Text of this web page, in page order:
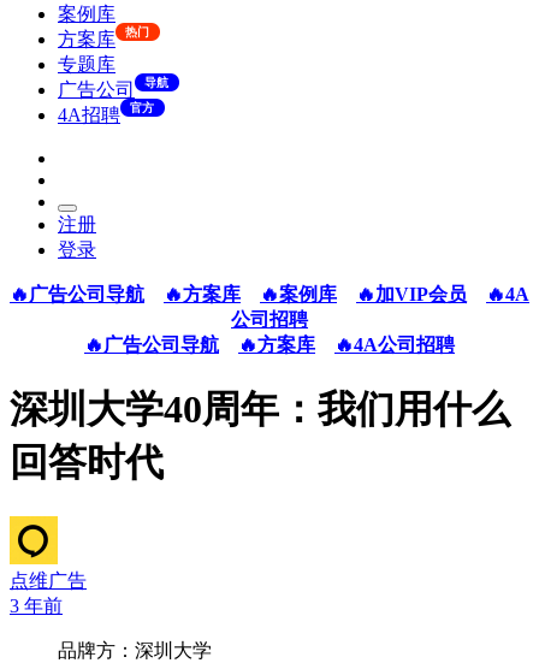
案例库
方案库
热门
专题库
广告公司
导航
4A招聘 官方
注册
登录
🔥广告公司导航 🔥方案库 🔥案例库 🔥加VIP会员
🔥4A
公司招聘
🔥广告公司导航
🔥方案库 🔥4A公司招聘
深圳大学40周年：我们用什么
回答时代
点维广告
3 年前
品牌方：深圳大学